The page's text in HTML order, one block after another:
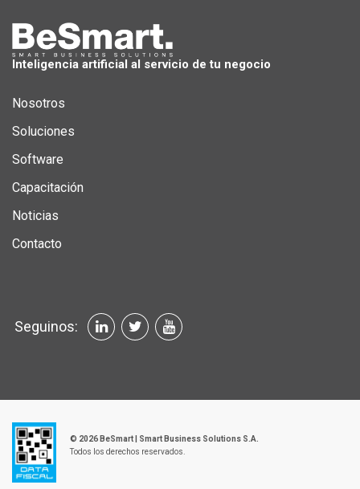
Inteligencia artificial al servicio de tu negocio
Nosotros
Soluciones
Software
Capacitación
Noticias
Contacto
Seguinos:
© 2026 BeSmart | Smart Business Solutions S.A.
Todos los derechos reservados.